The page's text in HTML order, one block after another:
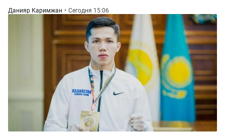
Данияр Каримжан Сегодня 15:06